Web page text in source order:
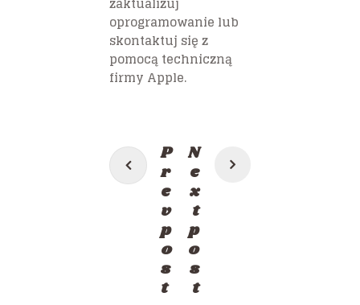
oprogramowanie lub
skontaktuj się z
pomocą techniczną
firmy Apple.
Post
navigation
P
r
e
v
p
o
s
t
N
e
x
t
p
o
s
t